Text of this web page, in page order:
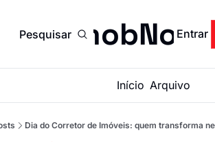
PesquisarImobNow
Entrar
Início Arquivo
Dia do Corretor de Imóveis: quem transforma